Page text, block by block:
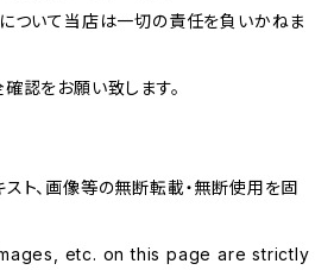
ついて当店は一切の責任を負いかねま
認をお願い致します。
ト、画像等の無断転載・無断使用を固
etc. on this page are strictly